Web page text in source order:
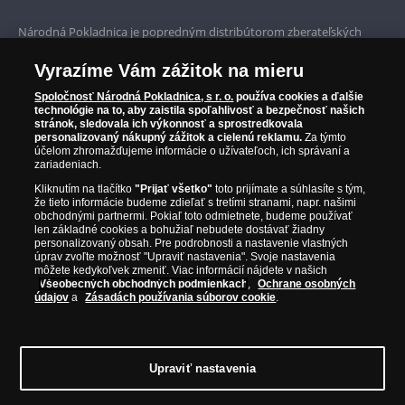
vernými otrokyňami. Za krátku chvíľu prišiel muž
s košíkom fíg. Pod nimi bola ukrytá kobra.
Kleopatra strčila ruku do koša a krátko na to
zomrela. Toto bol koniec nepochybne
najslávnejšej ženy svetových dejín.
Iba originálne produkty
Národná Pokladnica je popredným distribútorom zberateľských
od roku 2010.
Národná Pokladnica je oficiálnym distribútorom numizmatických
emisií z viac ako 50 krajín, vrátane známych mincovní a emitentov
ako je Britská kráľovská mincovňa, Kráľovská kanadská mincovňa,
Parížska mincovňa, Nórska mincovňa, Fínska mincovňa alebo
Austrálska mincovňa Perth. Spoločnosť svojim zákazníkom a
zberateľom garantuje, že všetky produkty sú v originálnej a v
autentickosti.
Vyrazíme Vám zážitok na mieru
Spoločnosť Národná Pokladnica, s r. o. používa cookies a ďalšie
technológie na to, aby zaistila spoľahlivosť a bezpečnosť našich
stránok, sledovala ich výkonnosť a sprostredkovala
personalizovaný nákupný zážitok a cielenú reklamu. Za týmto
účelom zhromažďujeme informácie o užívateľoch, ich správaní a
zariadeniach.
Kliknutím na tlačítko"Prijať všetko" toto prijímate a súhlasíte s tým,
že tieto informácie budeme zdieľať s tretími stranami, napr. našimi
obchodnými partnermi. Pokiaľ toto odmietnete, budeme používať
len základné cookies a bohužiaľ nebudete dostávať žiadny
personalizovaný obsah. Pre podrobnosti a nastavenie vlastných
úprav zvoľte možnosť "Upraviť nastavenia". Svoje nastavenia
môžete kedykoľvek zmeniť. Viac informácií nájdete v našich
Všeobecných obchodných podmienkach ,
Ochrane osobných
údajov a Zásadách používania súborov cookie.
Upraviť nastavenia